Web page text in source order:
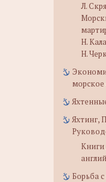
Л.
Н.
Н.
морское
Яхтинг,
Книги
Борьба